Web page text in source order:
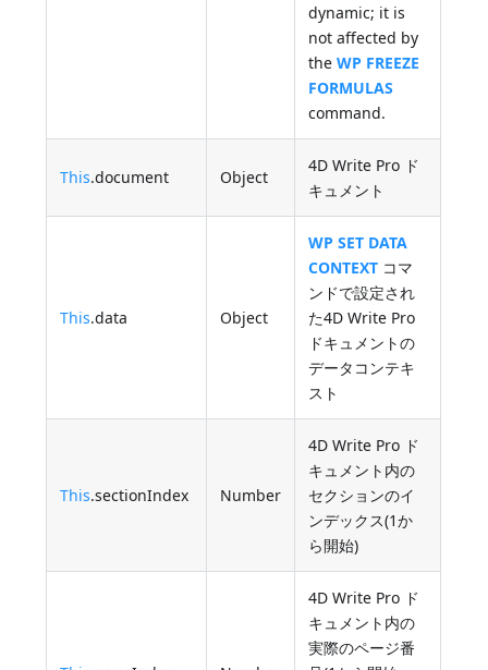
dynamic; it is
not affected by
theWP FREEZE
FORMULAS
command.
This.document Object
4D Write Pro ド
キュメント
This.data Object
WP SET DATA
CONTEXT コマ
ンドで設定され
た4D Write Pro
ドキュメントの
データコンテキ
スト
This.sectionIndex Number
4D Write Pro ド
キュメント内の
セクションのイ
ンデックス(1か
ら開始)
4D Write Pro ド
キュメント内の
実際のページ番